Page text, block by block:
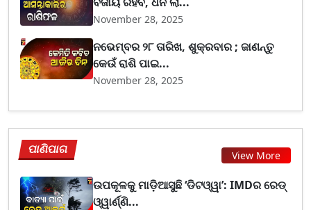
November 28, 2025
ନଭେମ୍ବର ୨୮ ତାରିଖ, ଶୁକ୍ରବାର ; ଜାଣନ୍ତୁ
କେଉଁ ରାଶି ପାଇ...
November 28, 2025
ପାଣିପାଗ View More
ଉପକୂଳକୁ ମାଡ଼ିଆସୁଛି ‘ଡିଟଓ୍ୱା’: IMDର ରେଡ୍
ଓ୍ୱାର୍ଣ୍ଣି...